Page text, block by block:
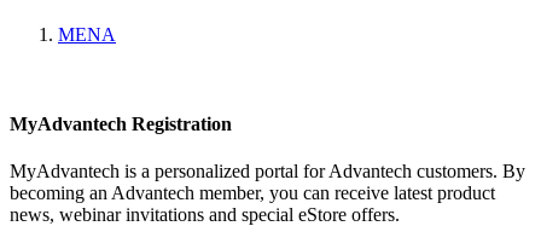
MENA
MyAdvantech Registration
MyAdvantech is a personalized portal for Advantech customers. By
becoming an Advantech member, you can receive latest product
news, webinar invitations and special eStore offers.